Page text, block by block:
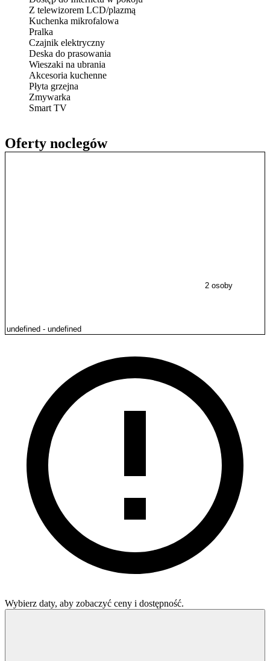
Oferty noclegów
2 osoby
Wybierz daty, aby zobaczyć ceny i dostępność.
Z telewizorem LCD/plazmą
Kuchenka mikrofalowa
Pralka
Czajnik elektryczny
Deska do prasowania
Wieszaki na ubrania
Akcesoria kuchenne
Płyta grzejna
Zmywarka
Smart TV